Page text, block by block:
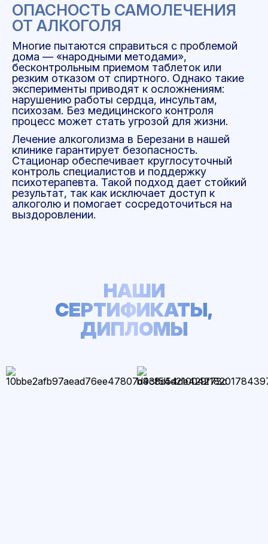
ОПАСНОСТЬ САМОЛЕЧЕНИЯ
ОТ АЛКОГОЛЯ
Многие пытаются справиться с проблемой
дома — «народными методами»,
бесконтрольным приемом таблеток или
резким отказом от спиртного. Однако такие
эксперименты приводят к осложнениям:
нарушению работы сердца, инсультам,
психозам. Без медицинского контроля
процесс может стать угрозой для жизни.
Лечение алкоголизма в Березани в нашей
клинике гарантирует безопасность.
Стационар обеспечивает круглосуточный
контроль специалистов и поддержку
психотерапевта. Такой подход дает стойкий
результат, так как исключает доступ к
алкоголю и помогает сосредоточиться на
выздоровлении.
НАШИ
СЕРТИФИКАТЫ,
ДИПЛОМЫ